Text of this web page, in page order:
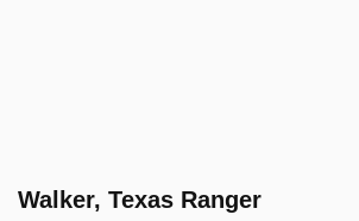
Walker, Texas Ranger